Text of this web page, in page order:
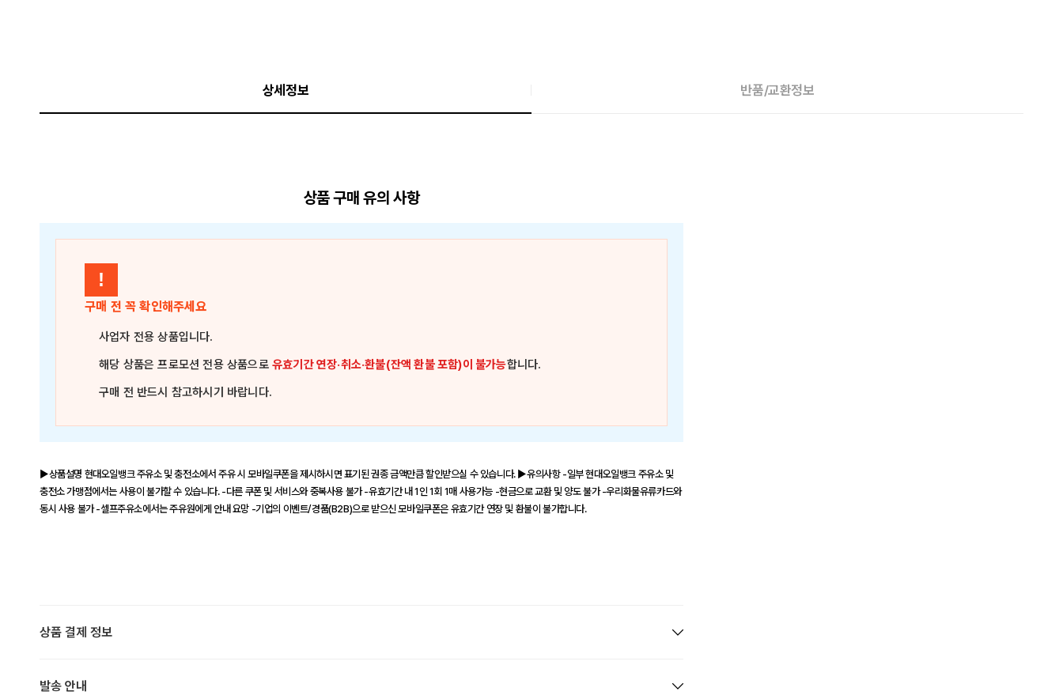
상세정보 반품/교환정보
상품 구매 유의 사항
!
구매 전 꼭 확인해주세요
사업자 전용 상품입니다.
해당 상품은프로모션 전용 상품으로유효기간 연장·취소·환불(잔액 환불 포함)이 불가능합니다.
구매 전 반드시 참고하시기 바랍니다.
▶상품설명 현대오일뱅크 주유소 및 충전소에서 주유 시 모바일쿠폰을 제시하시면 표기된 권종 금액만큼 할인받으실 수 있습니다. ▶유의사항 -일부 현대오일뱅크 주유소 및
충전소 가맹점에서는 사용이 불가할 수 있습니다. -다른 쿠폰 및 서비스와 중복사용 불가 -유효기간 내 1인 1회 1매 사용가능 -현금으로 교환 및 양도 불가 -우리화물유류카드와
동시 사용 불가 -셀프주유소에서는 주유원에게 안내 요망 -기업의 이벤트/경품(B2B)으로 받으신 모바일쿠폰은 유효기간 연장 및 환불이 불가합니다.
상품 결제 정보
발송 안내